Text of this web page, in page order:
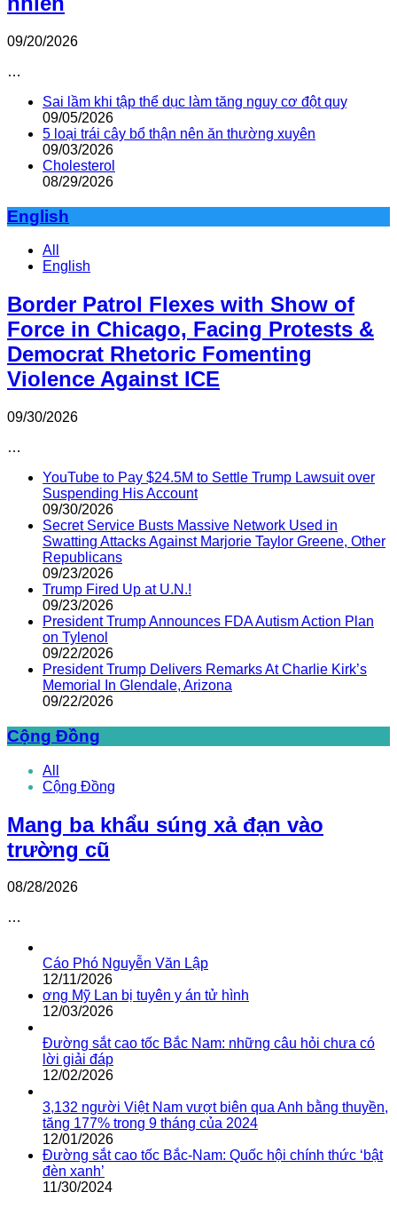
09/20/2026
…
Sai lầm khi tập thể dục làm tăng nguy cơ đột quỵ
09/05/2026
5 loại trái cây bổ thận nên ăn thường xuyên
09/03/2026
Cholesterol
08/29/2026
English
All
English
Border Patrol Flexes with Show of
Force in Chicago, Facing Protests &
Democrat Rhetoric Fomenting
Violence Against ICE
09/30/2026
…
YouTube to Pay $24.5M to Settle Trump Lawsuit over
Suspending His Account
09/30/2026
Secret Service Busts Massive Network Used in
Swatting Attacks Against Marjorie Taylor Greene, Other
Republicans
09/23/2026
Trump Fired Up at U.N.!
09/23/2026
President Trump Announces FDA Autism Action Plan
on Tylenol
09/22/2026
President Trump Delivers Remarks At Charlie Kirk’s
Memorial In Glendale, Arizona
09/22/2026
Cộng Đồng
All
Cộng Đồng
Mang ba khẩu súng xả đạn vào
trường cũ
08/28/2026
…
Cáo Phó Nguyễn Văn Lập
12/11/2026
ơng Mỹ Lan bị tuyên y án tử hình
12/03/2026
Đường sắt cao tốc Bắc Nam: những câu hỏi chưa có
lời giải đáp
12/02/2026
3,132 người Việt Nam vượt biên qua Anh bằng thuyền,
tăng 177% trong 9 tháng của 2024
12/01/2026
Đường sắt cao tốc Bắc-Nam: Quốc hội chính thức ‘bật
đèn xanh’
11/30/2024